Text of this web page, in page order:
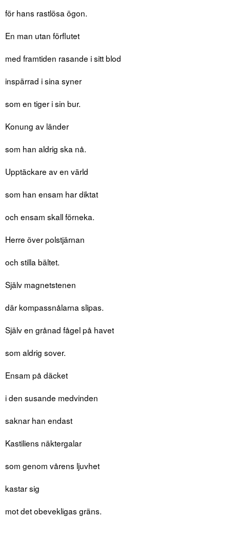
för hans rastlösa ögon.
En man utan förflutet
med framtiden rasande i sitt blod
inspärrad i sina syner
som en tiger i sin bur.
Konung av länder
som han aldrig ska nå.
Upptäckare av en värld
som han ensam har diktat
och ensam skall förneka.
Herre över polstjärnan
och stilla bältet.
Själv magnetstenen
där kompassnålarna slipas.
Själv en grånad fågel på havet
som aldrig sover.
Ensam på däcket
i den susande medvinden
saknar han endast
Kastiliens näktergalar
som genom vårens ljuvhet
kastar sig
mot det obevekligas gräns.